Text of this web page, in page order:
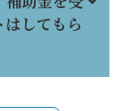
してもら